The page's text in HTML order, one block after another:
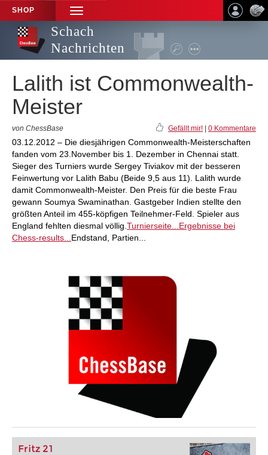
SHOP
TOGGLE
NAVIGATION
Schach
Nachrichten
Lalith ist Commonwealth-
Meister
von ChessBase Gefällt mir! 0 Kommentare
03.12.2012 – Die diesjährigen Commonwealth-Meisterschaften
fanden vom 23.November bis 1. Dezember in Chennai statt.
Sieger des Turniers wurde Sergey Tiviakov mit der besseren
Feinwertung vor Lalith Babu (Beide 9,5 aus 11). Lalith wurde
damit Commonwealth-Meister. Den Preis für die beste Frau
gewann Soumya Swaminathan. Gastgeber Indien stellte den
größten Anteil im 455-köpfigen Teilnehmer-Feld. Spieler aus
England fehlten diesmal völlig. Turnierseite... Ergebnisse bei
Chess-results... Endstand, Partien...
Fritz 21